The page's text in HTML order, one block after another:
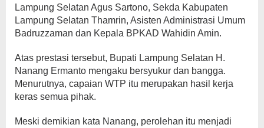
Lampung Selatan Agus Sartono, Sekda Kabupaten
Lampung Selatan Thamrin, Asisten Administrasi Umum
Badruzzaman dan Kepala BPKAD Wahidin Amin.
Atas prestasi tersebut, Bupati Lampung Selatan H.
Nanang Ermanto mengaku bersyukur dan bangga.
Menurutnya, capaian WTP itu merupakan hasil kerja
keras semua pihak.
Meski demikian kata Nanang, perolehan itu menjadi